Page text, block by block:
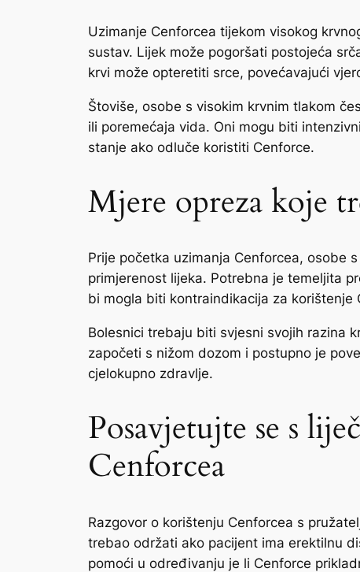
Uzimanje Cenforcea tijekom visokog
sustav. Lijek može pogoršati postojeća
krvi može opteretiti srce, povećavajući
Štoviše, osobe s visokim krvnim tlakom
ili poremećaja vida. Oni mogu biti
stanje ako odluče koristiti Cenforce.
Mjere opreza koje
Prije početka uzimanja Cenforcea, osobe
primjerenost lijeka. Potrebna je temeljita
bi mogla biti kontraindikacija za korištenje
Bolesnici trebaju biti svjesni svojih razina
započeti s nižom dozom i postupno je
cjelokupno zdravlje.
Posavjetujte se s
Cenforcea
Razgovor o korištenju Cenforcea s
trebao održati ako pacijent ima erektilnu
pomoći u određivanju je li Cenforce